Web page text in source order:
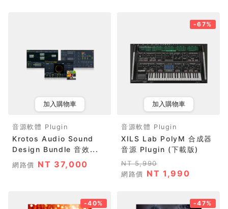
加入購物車
音源軟體 Plugin
Krotos Audio Sound
Design Bundle 音效...
網路價 NT 37,000
-67%
加入購物車
音源軟體 Plugin
XILS Lab PolyM 合成器
音源 Plugin (下載版)
NT 5,990
網路價 NT 1,990
-40% -47%